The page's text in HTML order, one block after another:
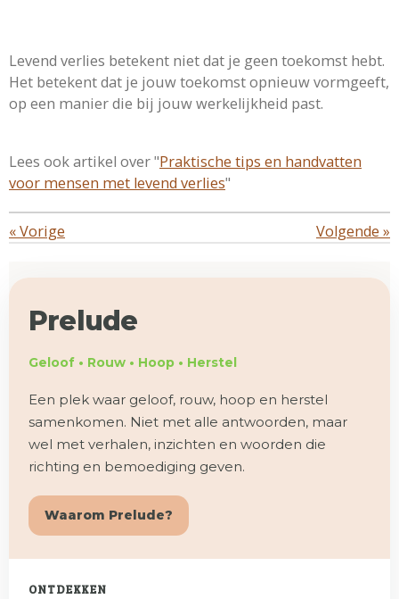
Levend verlies betekent niet dat je geen toekomst hebt.
Het betekent dat je jouw toekomst opnieuw vormgeeft,
op een manier die bij jouw werkelijkheid past.
Lees ook artikel over "Praktische tips en handvatten
voor mensen met levend verlies"
«Vorige Volgende »
Prelude
Geloof • Rouw • Hoop • Herstel
Een plek waar geloof, rouw, hoop en herstel
samenkomen. Niet met alle antwoorden, maar
wel met verhalen, inzichten en woorden die
richting en bemoediging geven.
Waarom Prelude?
ONTDEKKEN